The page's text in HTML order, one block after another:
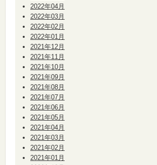
2022年04月
2022年03月
2022年02月
2022年01月
2021年12月
2021年11月
2021年10月
2021年09月
2021年08月
2021年07月
2021年06月
2021年05月
2021年04月
2021年03月
2021年02月
2021年01月